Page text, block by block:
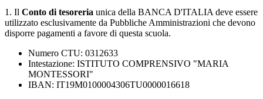
1. Il Conto di tesoreria unica della BANCA D'ITALIA deve essere
utilizzato esclusivamente da Pubbliche Amministrazioni che devono
disporre pagamenti a favore di questa scuola.
Numero CTU: 0312633
Intestazione: ISTITUTO COMPRENSIVO "MARIA
MONTESSORI"
IBAN: IT19M0100004306TU0000016618